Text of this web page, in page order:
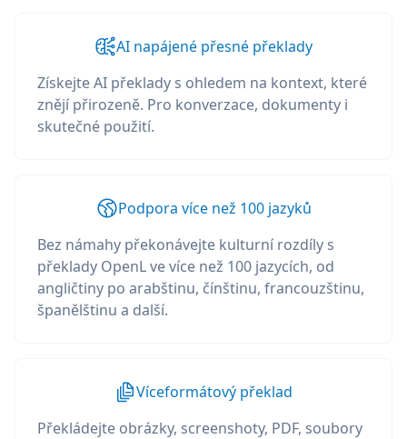
AI napájené přesné překlady
Získejte AI překlady s ohledem na kontext, které
znějí přirozeně. Pro konverzace, dokumenty i
skutečné použití.
Podpora více než 100 jazyků
Bez námahy překonávejte kulturní rozdíly s
překlady OpenL ve více než 100 jazycích, od
angličtiny po arabštinu, čínštinu, francouzštinu,
španělštinu a další.
Víceformátový překlad
Překládejte obrázky, screenshoty, PDF, soubory